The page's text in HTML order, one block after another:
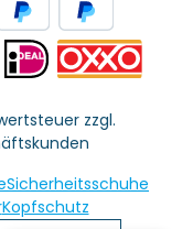
zzgl.
Sicherheitsschuhe
Kopfschutz